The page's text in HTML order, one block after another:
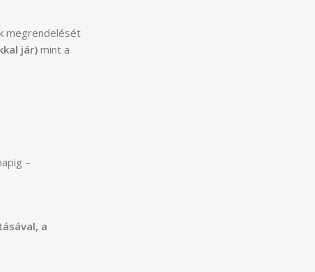
megrendelését
jár) mint a
–
a